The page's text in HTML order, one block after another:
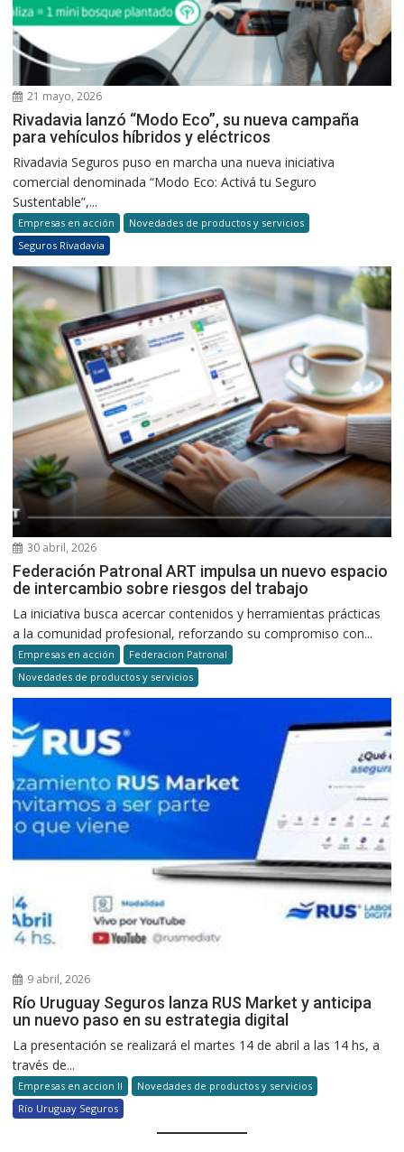
21 mayo, 2026
Rivadavia lanzó “Modo Eco”, su nueva campaña
para vehículos híbridos y eléctricos
Rivadavia Seguros puso en marcha una nueva iniciativa
comercial denominada “Modo Eco: Activá tu Seguro
Sustentable”,...
Empresas en acción
Novedades de productos y servicios
Seguros Rivadavia
30 abril, 2026
Federación Patronal ART impulsa un nuevo espacio
de intercambio sobre riesgos del trabajo
La iniciativa busca acercar contenidos y herramientas prácticas
a la comunidad profesional, reforzando su compromiso con...
Empresas en acción
Federacion Patronal
Novedades de productos y servicios
9 abril, 2026
Río Uruguay Seguros lanza RUS Market y anticipa
un nuevo paso en su estrategia digital
La presentación se realizará el martes 14 de abril a las 14 hs, a
través de...
Empresas en accion II
Novedades de productos y servicios
Río Uruguay Seguros